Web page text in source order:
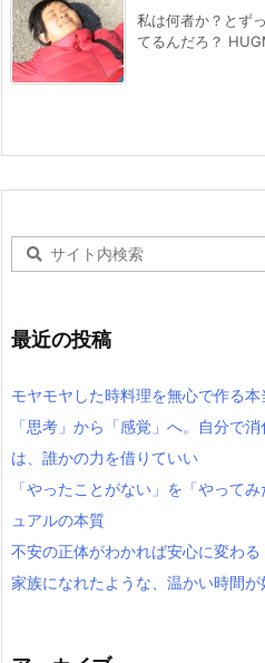
私は何者か？とず
てるんだろ？
最近の投稿
モヤモヤした時料理を無心で作る本
「思考」から「感覚」へ。自分で
は、誰かの力を借りていい
「やったことがない」を「やって
ュアルの本質
不安の正体がわかれば安心に変わる
家族になれたような、温かい時間が